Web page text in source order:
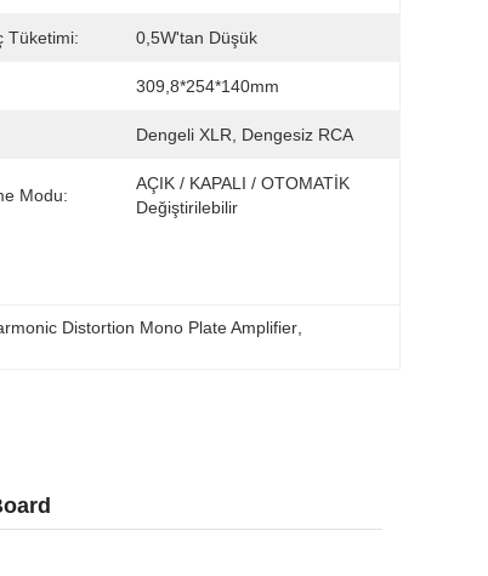
Tüketimi: 0,5W'tan Düşük
309,8*254*140mm
Dengeli XLR, Dengesiz RCA
Modu:
AÇIK / KAPALI / OTOMATİK
Değiştirilebilir
Distortion Mono Plate Amplifier